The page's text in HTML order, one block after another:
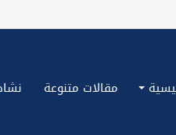
مقالات متنوعة